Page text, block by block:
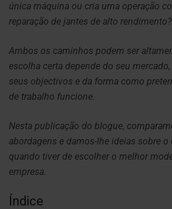
única máquina ou cria uma operação
reparação de jantes de alto rendimento?
Ambos os caminhos podem ser
escolha certa depende do seu
seus objectivos e da forma como
de trabalho funcione.
Nesta publicação do blogue,
abordagens e damos-lhe ideias sobre
quando tiver de escolher o melhor
empresa.
Índice